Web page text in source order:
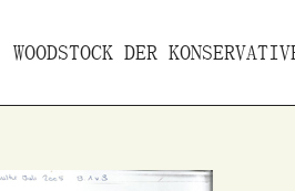
| WOODSTOCK DER
Essays/Interviews